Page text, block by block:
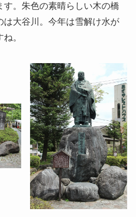
す。朱色の素晴らしい木の橋
は大谷川。今年は雪解け水が
。